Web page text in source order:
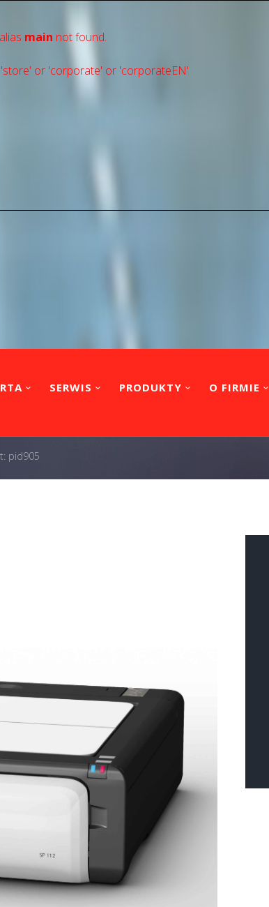
main not found.
or 'сorporate' or 'corporateEN'
SERWIS PRODUKTY O FIRMIE
pid905